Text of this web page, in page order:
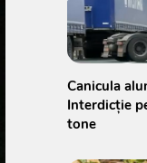
Canicula
Interdicție
tone